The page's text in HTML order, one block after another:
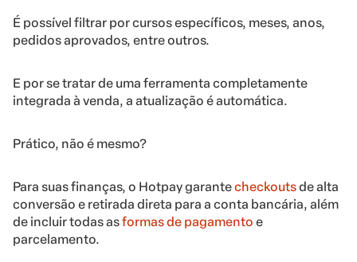
É possível filtrar por cursos específicos, meses, anos,
pedidos aprovados, entre outros.
E por se tratar de uma ferramenta completamente
integrada à venda, a atualização é automática.
Prático, não é mesmo?
Para suas finanças, o Hotpay garantecheckoutsde alta
conversão e retirada direta para a conta bancária, além
de incluir todas asformas de pagamento e
parcelamento.